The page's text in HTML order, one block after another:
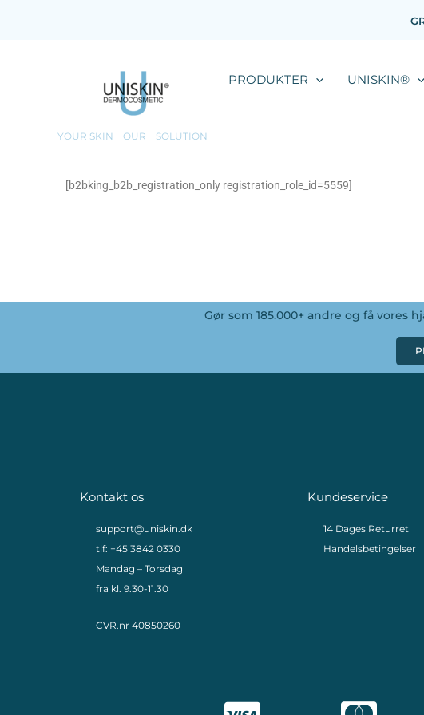
PRODUKTER UNISKIN®
YOUR SKIN _ OUR _ SOLUTION
[b2bking_b2b_registration_only registration_role_id=5559]
Gør som 185.000+ andre og få
Kontakt os
support@uniskin.dk
tlf: +45 3842 0330
Mandag – Torsdag
fra kl. 9.30-11.30
CVR.nr 40850260
Kundeservice
14 Dages Returret
Handelsbetingelser